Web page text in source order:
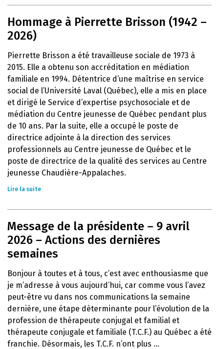
Hommage à Pierrette Brisson (1942 –
2026)
Pierrette Brisson a été travailleuse sociale de 1973 à
2015. Elle a obtenu son accréditation en médiation
familiale en 1994. Détentrice d’une maîtrise en service
social de l’Université Laval (Québec), elle a mis en place
et dirigé le Service d’expertise psychosociale et de
médiation du Centre jeunesse de Québec pendant plus
de 10 ans. Par la suite, elle a occupé le poste de
directrice adjointe à la direction des services
professionnels au Centre jeunesse de Québec et le
poste de directrice de la qualité des services au Centre
jeunesse Chaudière-Appalaches.
Lire la suite
Message de la présidente – 9 avril
2026 – Actions des dernières
semaines
Bonjour à toutes et à tous, c’est avec enthousiasme que
je m’adresse à vous aujourd’hui, car comme vous l’avez
peut-être vu dans nos communications la semaine
dernière, une étape déterminante pour l’évolution de la
profession de thérapeute conjugal et familial et
thérapeute conjugale et familiale (T.C.F.) au Québec a été
franchie. Désormais, les T.C.F. n’ont plus ...